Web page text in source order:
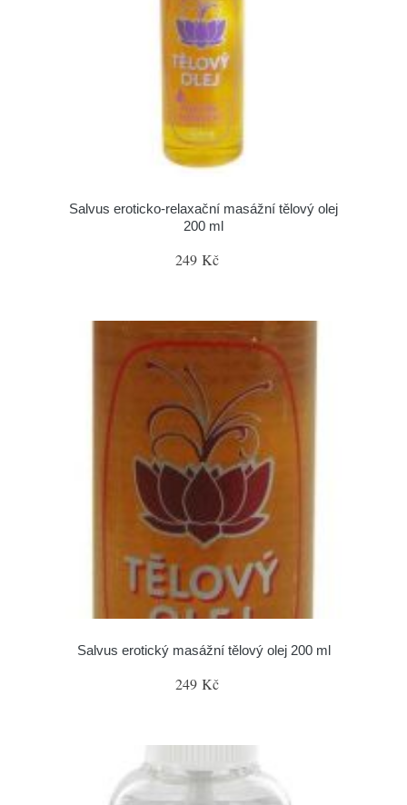
Salvus eroticko-relaxační masážní tělový olej
200 ml
249 Kč
Salvus erotický masážní tělový olej 200 ml
249 Kč